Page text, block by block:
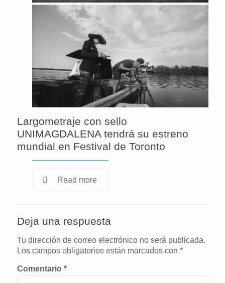
Largometraje con sello
UNIMAGDALENA tendrá su estreno
mundial en Festival de Toronto
Read more
Deja una respuesta
Tu dirección de correo electrónico no será publicada.
Los campos obligatorios están marcados con *
Comentario *